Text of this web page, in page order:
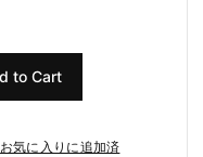
お気に入りに追加済